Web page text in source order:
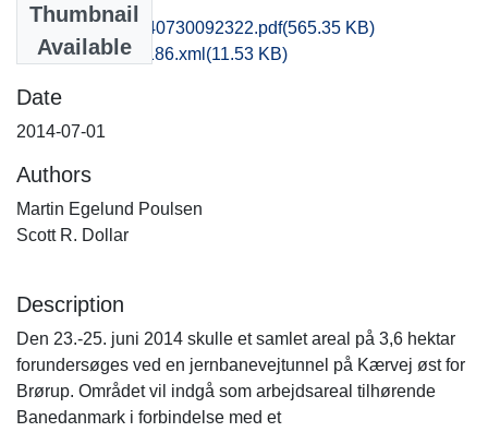
Thumbnail
Available
hbv1scdo_20140730092322.pdf(565.35 KB)
recordxml_item_186.xml (11.53 KB)
Date
2014-07-01
Authors
Martin Egelund Poulsen
Scott R. Dollar
Description
Den 23.-25. juni 2014 skulle et samlet areal på 3,6 hektar
forundersøges ved en jernbanevejtunnel på Kærvej øst for
Brørup. Området vil indgå som arbejdsareal tilhørende
Banedanmark i forbindelse med et